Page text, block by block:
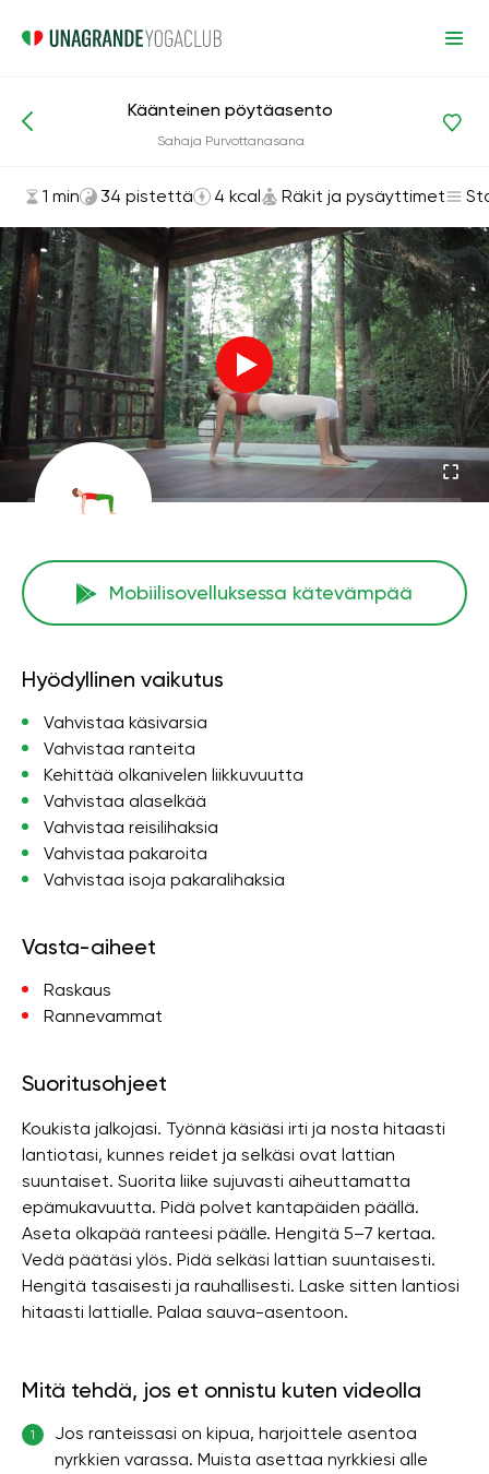
Asanat ja harjoitukset Räkit ja pysäyttimet
Käänteinen pöytäasento
Sahaja Purvottanasana
1 min 34 pistettä 4 kcal Räkit ja pysäyttimet
Mobiilisovelluksessa kätevämpää
Hyödyllinen vaikutus
Vahvistaa käsivarsia
Vahvistaa ranteita
Kehittää olkanivelen liikkuvuutta
Vahvistaa alaselkää
Vahvistaa reisilihaksia
Vahvistaa pakaroita
Vahvistaa isoja pakaralihaksia
Vasta-aiheet
Raskaus
Rannevammat
Suoritusohjeet
Koukista jalkojasi. Työnnä käsiäsi irti ja nosta hitaasti
lantiotasi, kunnes reidet ja selkäsi ovat lattian
suuntaiset. Suorita liike sujuvasti aiheuttamatta
epämukavuutta. Pidä polvet kantapäiden päällä.
Aseta olkapää ranteesi päälle. Hengitä 5–7 kertaa.
Vedä päätäsi ylös. Pidä selkäsi lattian suuntaisesti.
Hengitä tasaisesti ja rauhallisesti. Laske sitten lantiosi
hitaasti lattialle. Palaa sauva-asentoon.
Mitä tehdä, jos et onnistu kuten videolla
1
Jos ranteissasi on kipua, harjoittele asentoa
nyrkkien varassa. Muista asettaa nyrkkiesi alle